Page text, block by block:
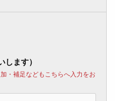
します）
・補足などもこちらへ入力をお